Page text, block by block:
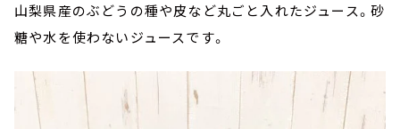
山梨県産のぶどうの種や皮など丸ごと入れたジュース。砂
糖や水を使わないジュースです。